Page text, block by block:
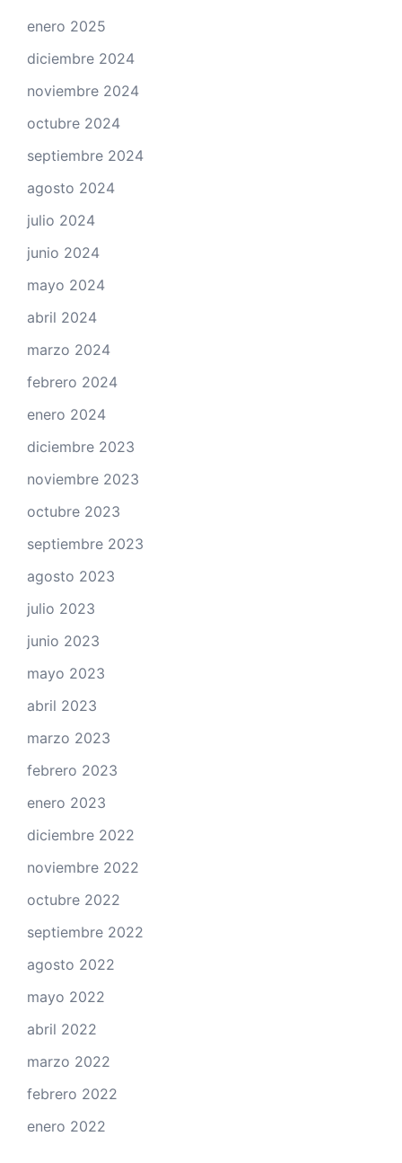
enero 2025
diciembre 2024
noviembre 2024
octubre 2024
septiembre 2024
agosto 2024
julio 2024
junio 2024
mayo 2024
abril 2024
marzo 2024
febrero 2024
enero 2024
diciembre 2023
noviembre 2023
octubre 2023
septiembre 2023
agosto 2023
julio 2023
junio 2023
mayo 2023
abril 2023
marzo 2023
febrero 2023
enero 2023
diciembre 2022
noviembre 2022
octubre 2022
septiembre 2022
agosto 2022
mayo 2022
abril 2022
marzo 2022
febrero 2022
enero 2022